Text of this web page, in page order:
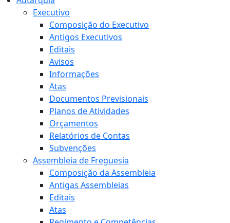
Executivo
Composição do Executivo
Antigos Executivos
Editais
Avisos
Informações
Atas
Documentos Previsionais
Planos de Atividades
Orçamentos
Relatórios de Contas
Subvenções
Assembleia de Freguesia
Composição da Assembleia
Antigas Assembleias
Editais
Atas